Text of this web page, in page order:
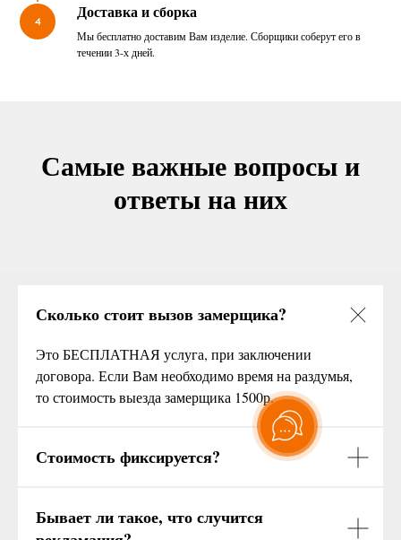
4 Доставка и сборка
Мы бесплатно доставим Вам изделие. Сборщики соберут его в
течении 3-х дней.
Самые важные вопросы и
ответы на них
Сколько стоит вызов замерщика?
Это БЕСПЛАТНАЯ услуга, при заключении
договора. Если Вам необходимо время на раздумья,
то стоимость выезда замерщика 1500р.
Стоимость фиксируется?
Бывает ли такое, что случится